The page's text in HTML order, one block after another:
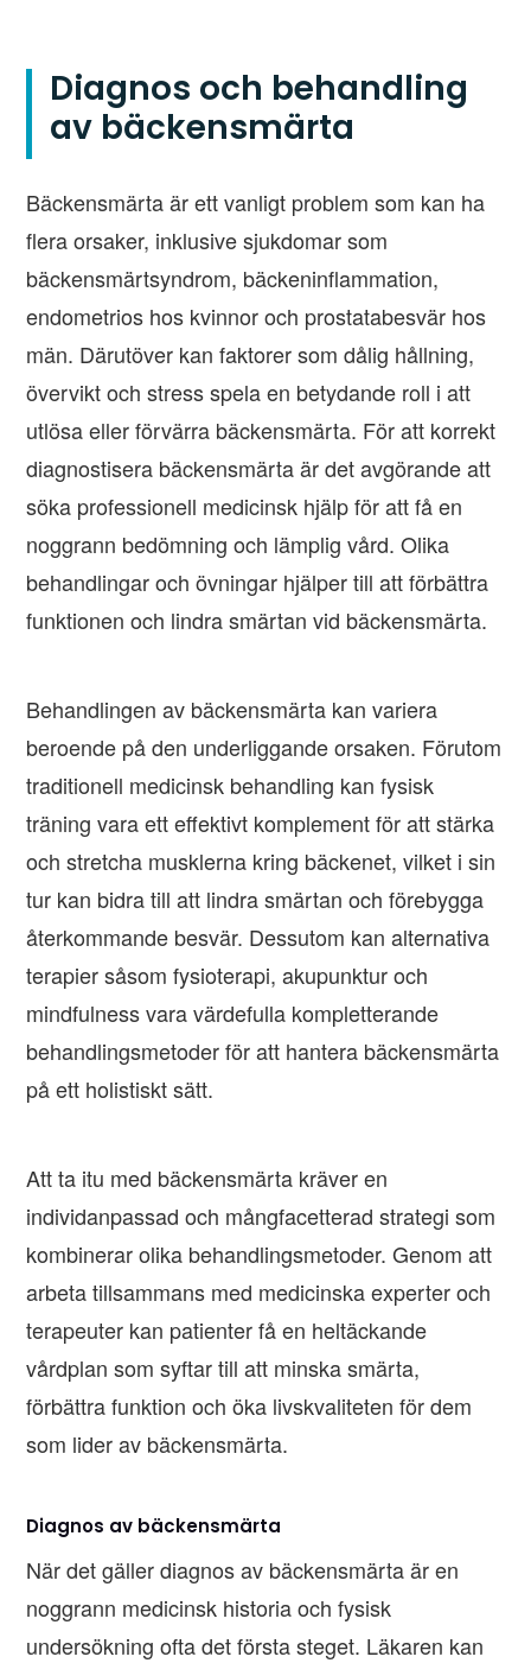
Diagnos och behandling
av bäckensmärta
Bäckensmärta är ett vanligt problem som kan ha
flera orsaker, inklusive sjukdomar som
bäckensmärtsyndrom, bäckeninflammation,
endometrios hos kvinnor och prostatabesvär hos
män. Därutöver kan faktorer som dålig hållning,
övervikt och stress spela en betydande roll i att
utlösa eller förvärra bäckensmärta. För att korrekt
diagnostisera bäckensmärta är det avgörande att
söka professionell medicinsk hjälp för att få en
noggrann bedömning och lämplig vård. Olika
behandlingar och övningar hjälper till att förbättra
funktionen och lindra smärtan vid bäckensmärta.
Behandlingen av bäckensmärta kan variera
beroende på den underliggande orsaken. Förutom
traditionell medicinsk behandling kan fysisk
träning vara ett effektivt komplement för att stärka
och stretcha musklerna kring bäckenet, vilket i sin
tur kan bidra till att lindra smärtan och förebygga
återkommande besvär. Dessutom kan alternativa
terapier såsom fysioterapi, akupunktur och
mindfulness vara värdefulla kompletterande
behandlingsmetoder för att hantera bäckensmärta
på ett holistiskt sätt.
Att ta itu med bäckensmärta kräver en
individanpassad och mångfacetterad strategi som
kombinerar olika behandlingsmetoder. Genom att
arbeta tillsammans med medicinska experter och
terapeuter kan patienter få en heltäckande
vårdplan som syftar till att minska smärta,
förbättra funktion och öka livskvaliteten för dem
som lider av bäckensmärta.
Diagnos av bäckensmärta
När det gäller diagnos av bäckensmärta är en
noggrann medicinsk historia och fysisk
undersökning ofta det första steget. Läkaren kan